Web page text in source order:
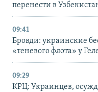
перенести в
09:41
Бровди: украинские
«теневого флота» у
09:29
КРЦ: Украинцев,